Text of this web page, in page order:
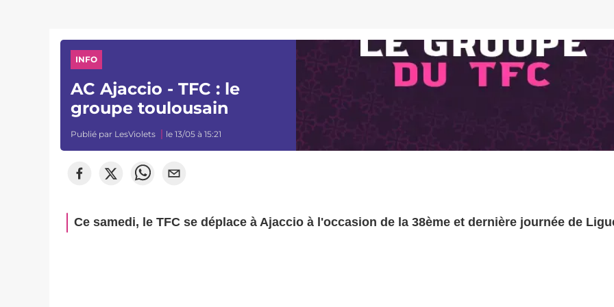
INFO
AC Ajaccio - TFC : le
groupe toulousain
Publié par LesViolets le 13/05 à 15:21
Ce samedi, le TFC se déplace à Ajaccio à l'occasion de la 38ème et dernière journée de